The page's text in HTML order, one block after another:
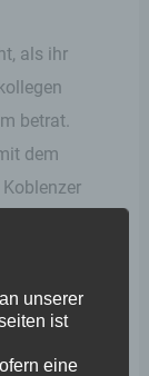
als ihr
betrat.
dem
den
Rinnen.
die
Opposition
unserer
ist
eine